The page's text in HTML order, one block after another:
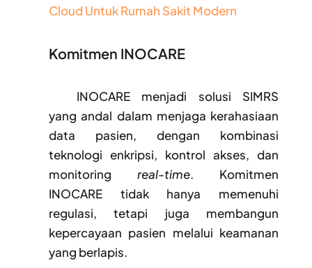
Cloud Untuk Rumah Sakit Modern
Komitmen INOCARE
INOCARE menjadi solusi SIMRS
yang andal dalam menjaga kerahasiaan
data pasien, dengan kombinasi
teknologi enkripsi, kontrol akses, dan
monitoring real-time. Komitmen
INOCARE tidak hanya memenuhi
regulasi, tetapi juga membangun
kepercayaan pasien melalui keamanan
yang berlapis.